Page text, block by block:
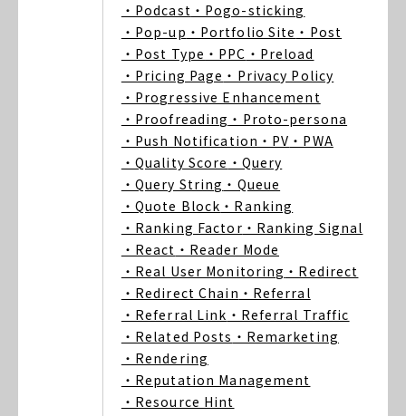
・Podcast ・Pogo-sticking
・Pop-up ・Portfolio Site ・Post
・Post Type ・PPC ・Preload
・Pricing Page ・Privacy Policy
・Progressive Enhancement
・Proofreading ・Proto-persona
・Push Notification ・PV ・PWA
・Quality Score ・Query
・Query String ・Queue
・Quote Block ・Ranking
・Ranking Factor ・Ranking Signal
・React ・Reader Mode
・Real User Monitoring ・Redirect
・Redirect Chain ・Referral
・Referral Link ・Referral Traffic
・Related Posts ・Remarketing
・Rendering
・Reputation Management
・Resource Hint